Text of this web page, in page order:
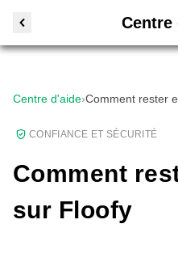
Centre
Centre d'aide›Comment rester
CONFIANCE ET SÉCURITÉ
Comment
sur Floofy